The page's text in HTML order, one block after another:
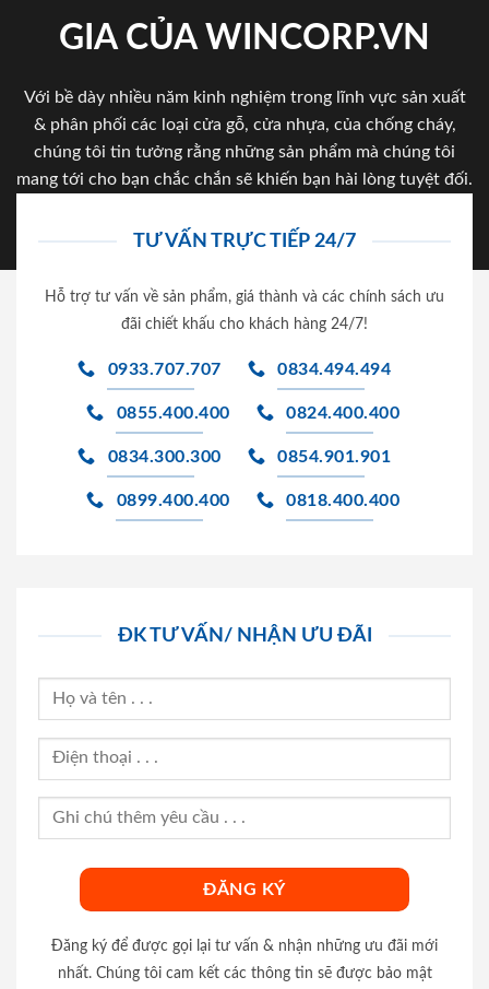
GIA CỦA WINCORP.VN
Với bề dày nhiều năm kinh nghiệm trong lĩnh vực sản xuất
& phân phối các loại cửa gỗ, cửa nhựa, của chống cháy,
chúng tôi tin tưởng rằng những sản phẩm mà chúng tôi
mang tới cho bạn chắc chắn sẽ khiến bạn hài lòng tuyệt đối.
TƯ VẤN TRỰC TIẾP 24/7
Hỗ trợ tư vấn về sản phẩm, giá thành và các chính sách ưu
đãi chiết khấu cho khách hàng 24/7!
0933.707.707 0834.494.494
0855.400.400 0824.400.400
0834.300.300 0854.901.901
0899.400.400 0818.400.400
ĐK TƯ VẤN/ NHẬN ƯU ĐÃI
Đăng ký để được gọi lại tư vấn & nhận những ưu đãi mới
nhất. Chúng tôi cam kết các thông tin sẽ được bảo mật